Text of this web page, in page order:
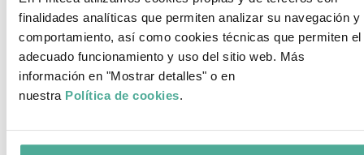
finalidades analíticas que permiten analizar su navegación y
comportamiento, así como cookies técnicas que permiten el
adecuado funcionamiento y uso del sitio web. Más
información en "Mostrar detalles" o en
nuestra Política de cookies.
Bancos con las mejores hipotecas para particulares